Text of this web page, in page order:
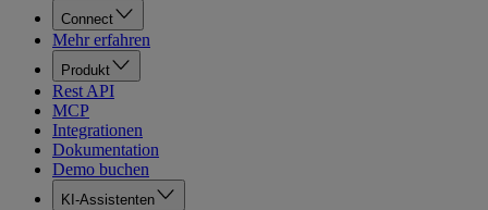
Connect
Mehr erfahren
Produkt
Rest API
MCP
Integrationen
Dokumentation
Demo buchen
KI-Assistenten